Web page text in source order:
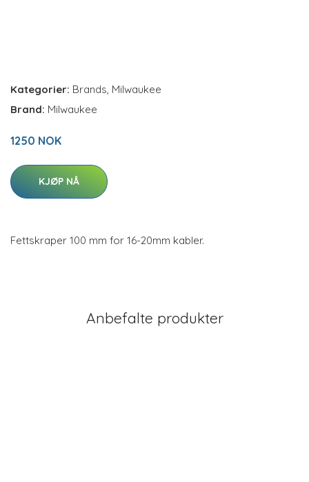
Kategorier: Brands, Milwaukee
Brand: Milwaukee
1250 NOK
KJØP NÅ
Fettskraper 100 mm for 16-20mm kabler.
Anbefalte produkter